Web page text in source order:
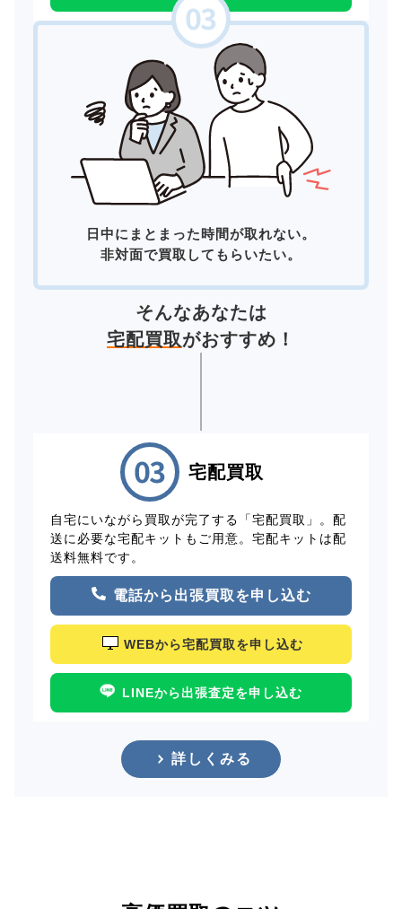
日中にまとまった時間が取れない。
非対面で買取してもらいたい。
そんなあなたは
宅配買取がおすすめ！
宅配買取
自宅にいながら買取が完了する「宅配買取」。配
送に必要な宅配キットもご用意。宅配キットは配
送料無料です。
電話から出張買取を申し込む
WEBから宅配買取を申し込む
LINEから出張査定を申し込む
詳しくみる